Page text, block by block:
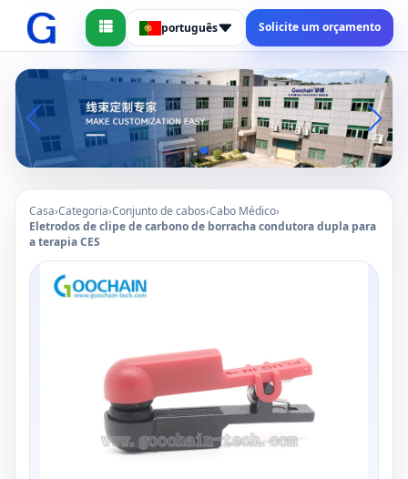
português Solicite um orçamento
Casa›Categoria›Conjunto de cabos›Cabo Médico›
Eletrodos de clipe de carbono de borracha condutora dupla para
a terapia CES